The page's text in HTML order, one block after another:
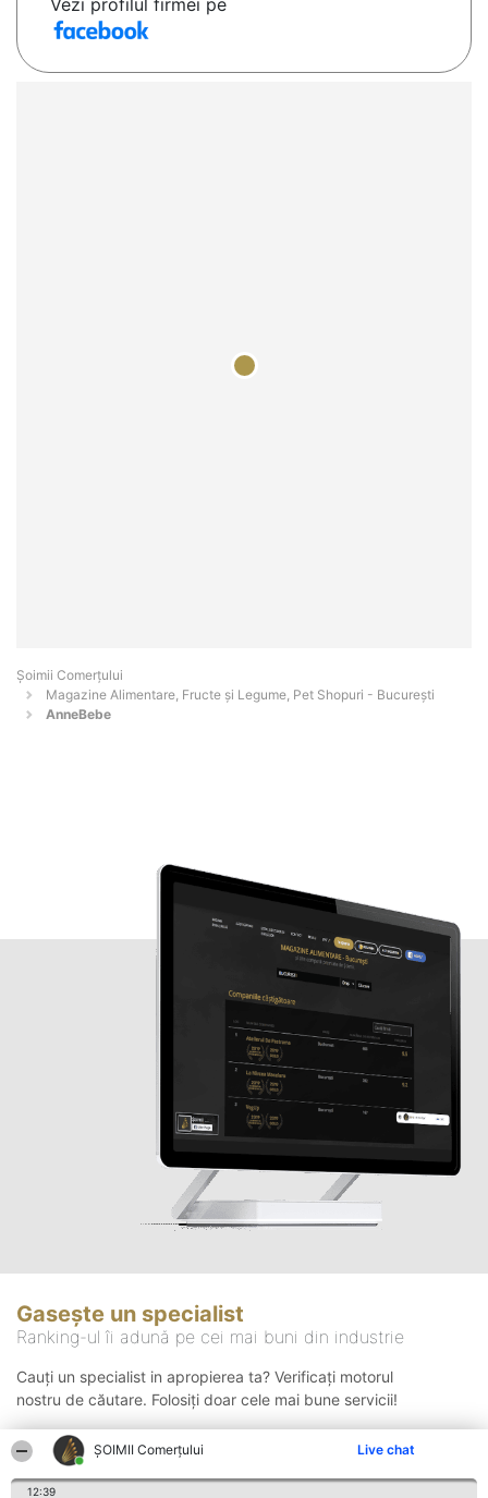
ȘOIMII Comerțului Live chat
12:39
Vezi profilul firmei pe
Șoimii Comerțului
Magazine Alimentare, Fructe și Legume, Pet Shopuri - Bucureşti
AnneBebe
Gasește un specialist
Ranking-ul îi adună pe cei mai buni din industrie
Cauți un specialist in apropierea ta? Verificați motorul
nostru de căutare. Folosiți doar cele mai bune servicii!